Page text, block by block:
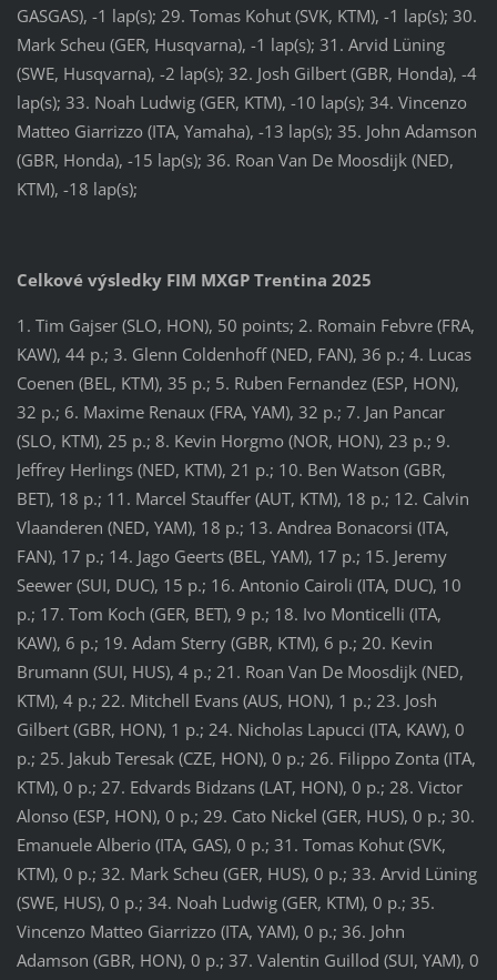
GASGAS), -1 lap(s); 29. Tomas Kohut (SVK, KTM), -1 lap(s); 30.
Mark Scheu (GER, Husqvarna), -1 lap(s); 31. Arvid Lüning
(SWE, Husqvarna), -2 lap(s); 32. Josh Gilbert (GBR, Honda), -4
lap(s); 33. Noah Ludwig (GER, KTM), -10 lap(s); 34. Vincenzo
Matteo Giarrizzo (ITA, Yamaha), -13 lap(s); 35. John Adamson
(GBR, Honda), -15 lap(s); 36. Roan Van De Moosdijk (NED,
KTM), -18 lap(s);
Celkové výsledky FIM MXGP Trentina 2025
1. Tim Gajser (SLO, HON), 50 points; 2. Romain Febvre (FRA,
KAW), 44 p.; 3. Glenn Coldenhoff (NED, FAN), 36 p.; 4. Lucas
Coenen (BEL, KTM), 35 p.; 5. Ruben Fernandez (ESP, HON),
32 p.; 6. Maxime Renaux (FRA, YAM), 32 p.; 7. Jan Pancar
(SLO, KTM), 25 p.; 8. Kevin Horgmo (NOR, HON), 23 p.; 9.
Jeffrey Herlings (NED, KTM), 21 p.; 10. Ben Watson (GBR,
BET), 18 p.; 11. Marcel Stauffer (AUT, KTM), 18 p.; 12. Calvin
Vlaanderen (NED, YAM), 18 p.; 13. Andrea Bonacorsi (ITA,
FAN), 17 p.; 14. Jago Geerts (BEL, YAM), 17 p.; 15. Jeremy
Seewer (SUI, DUC), 15 p.; 16. Antonio Cairoli (ITA, DUC), 10
p.; 17. Tom Koch (GER, BET), 9 p.; 18. Ivo Monticelli (ITA,
KAW), 6 p.; 19. Adam Sterry (GBR, KTM), 6 p.; 20. Kevin
Brumann (SUI, HUS), 4 p.; 21. Roan Van De Moosdijk (NED,
KTM), 4 p.; 22. Mitchell Evans (AUS, HON), 1 p.; 23. Josh
Gilbert (GBR, HON), 1 p.; 24. Nicholas Lapucci (ITA, KAW), 0
p.; 25. Jakub Teresak (CZE, HON), 0 p.; 26. Filippo Zonta (ITA,
KTM), 0 p.; 27. Edvards Bidzans (LAT, HON), 0 p.; 28. Victor
Alonso (ESP, HON), 0 p.; 29. Cato Nickel (GER, HUS), 0 p.; 30.
Emanuele Alberio (ITA, GAS), 0 p.; 31. Tomas Kohut (SVK,
KTM), 0 p.; 32. Mark Scheu (GER, HUS), 0 p.; 33. Arvid Lüning
(SWE, HUS), 0 p.; 34. Noah Ludwig (GER, KTM), 0 p.; 35.
Vincenzo Matteo Giarrizzo (ITA, YAM), 0 p.; 36. John
Adamson (GBR, HON), 0 p.; 37. Valentin Guillod (SUI, YAM), 0